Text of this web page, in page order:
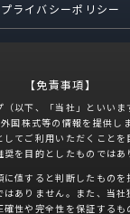
プライバシーポリシー
【免責事項】
以下、「当社」といい
国株式等の情報を提供し
てご利用いただくことを
を目的としたものではあ
値すると判断したものを
ありません。また、当社
性や完全性を保証するも